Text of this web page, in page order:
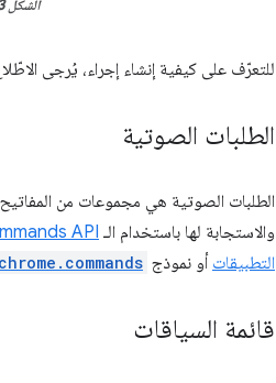
الشكل 3
للتعرّف على كيفية إنشاء إجراء، يُرجى
الطلبات الصوتية
والاستجابة لها باستخدام الـ API
التطبيقات أو نموذج chrome.commands
قائمة السياقات